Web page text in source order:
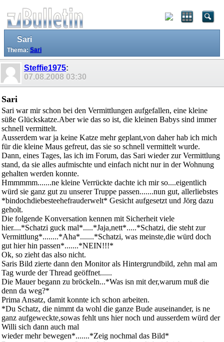
Sari
Thema: Sari
Steffie1975:
07.08.2008 03:30
Sari
Sari war mir schon bei den Vermittlungen aufgefallen, eine kleine
süße Glückskatze.Aber wie das so ist, die kleinen Babys sind immer
schnell vermittelt.
Ausserdem war ja keine Katze mehr geplant,von daher hab ich mich
für die kleine Maus gefreut, das sie so schnell vermittelt wurde.
Dann, eines Tages, las ich im Forum, das Sari wieder zur Vermittlung
stand, da sie alles aufmischte und einfach nicht nur in der Wohnung
gehalten werden konnte.
Hmmmmm.......ne kleine Verrückte dachte ich mir so....eigentlich
würd sie ganz gut zu unserer Truppe passen.......nun gut, allerliebstes
*bindochdiebesteehefrauderwelt* Gesicht aufgesetzt und Jörg dazu
geholt.
Die folgende Konversation kennen mit Sicherheit viele
hier....*Schatzi guck mal*.....*Jaja,nett*.....*Schatzi, die steht zur
Vermittlung*........*Aha*.......*Schatzi, was meinste,die würd doch
gut hier hin passen*.......*NEIN!!!*
Ok, so zieht das also nicht.
Saris Bild zierte dann den Monitor als Hintergrundbild, zehn mal am
Tag wurde der Thread geöffnet......
Die Mauer begann zu bröckeln...*Was isn mit der,warum muß die
denn da weg?*
Prima Ansatz, damit konnte ich schon arbeiten.
*Du Schatz, die nimmt da wohl die ganze Bude auseinander, is ne
ganz aufgeweckte,sowas fehlt uns hier noch und ausserdem würd der
Willi sich dann auch mal
wieder mehr bewegen*.......*Zeig nochmal das Bild*